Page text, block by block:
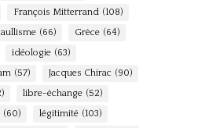
François Mitterrand (108)
(66) Grèce (64)
idéologie (63)
(57) Jacques Chirac (90)
libre-échange (52)
(60) légitimité (103)